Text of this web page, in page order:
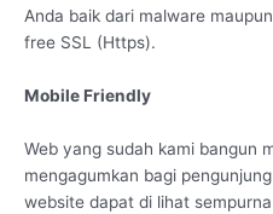
Anda baik dari malware
free SSL (Https).
Mobile Friendly
Web yang sudah kami bangun
mengagumkan bagi
website dapat di lihat